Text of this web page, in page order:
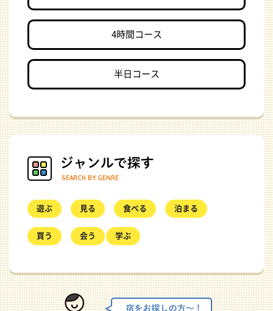
4時間コース
半日コース
SEARCH BY GENRE
遊ぶ 見る 食べる 泊まる
買う 会う 学ぶ